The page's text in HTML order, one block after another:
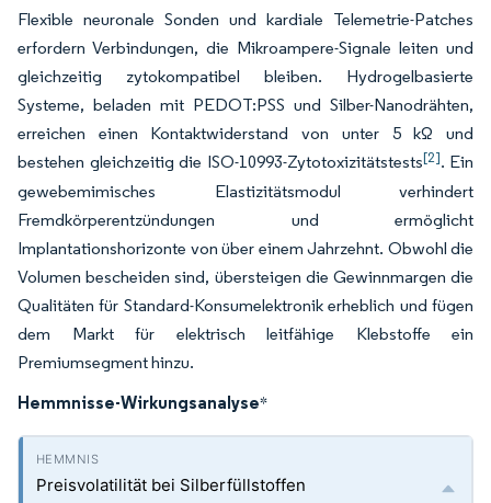
Flexible neuronale Sonden und kardiale Telemetrie-Patches
erfordern Verbindungen, die Mikroampere-Signale leiten und
gleichzeitig zytokompatibel bleiben. Hydrogelbasierte
Systeme, beladen mit PEDOT:PSS und Silber-Nanodrähten,
erreichen einen Kontaktwiderstand von unter 5 kΩ und
bestehen gleichzeitig die ISO-10993-Zytotoxizitätstests[2]. Ein
gewebemimisches Elastizitätsmodul verhindert
Fremdkörperentzündungen und ermöglicht
Implantationshorizonte von über einem Jahrzehnt. Obwohl die
Volumen bescheiden sind, übersteigen die Gewinnmargen die
Qualitäten für Standard-Konsumelektronik erheblich und fügen
dem Markt für elektrisch leitfähige Klebstoffe ein
Premiumsegment hinzu.
Hemmnisse-Wirkungsanalyse*
Preisvolatilität bei Silberfüllstoffen